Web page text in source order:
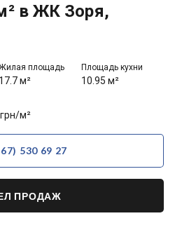
в ЖК Зоря,
площадь
17.7 м²
Площадь кухни
10.95 м²
м²
530 69 27
ПРОДАЖ